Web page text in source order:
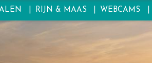
RIJN & MAAS WEBCAMS